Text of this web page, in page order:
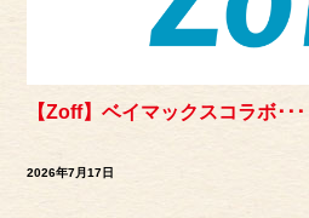
【Zoff】ベイマックスコラボ･･･
2026年7月17日